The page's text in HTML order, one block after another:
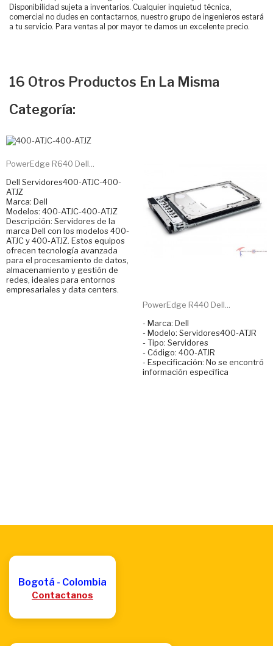
Disponibilidad sujeta a inventarios. Cualquier inquietud técnica,
comercial no dudes en contactarnos, nuestro grupo de ingenieros estará
a tu servicio. Para ventas al por mayor te damos un excelente precio.
16 Otros Productos En La Misma
Categoría:
PowerEdge R640 Dell...
Dell Servidores400-ATJC-400-
ATJZ
Marca: Dell
Modelos: 400-ATJC-400-ATJZ
Descripción: Servidores de la
marca Dell con los modelos 400-
ATJC y 400-ATJZ. Estos equipos
ofrecen tecnología avanzada
para el procesamiento de datos,
almacenamiento y gestión de
redes, ideales para entornos
empresariales y data centers.
PowerEdge R440 Dell...
- Marca: Dell
- Modelo: Servidores400-ATJR
- Tipo: Servidores
- Código: 400-ATJR
- Especificación: No se encontró
información específica
Bogotá - Colombia
Contactanos